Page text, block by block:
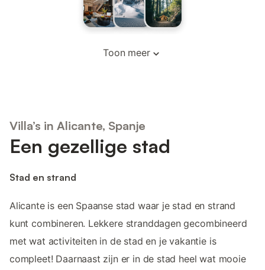
Toon meer
Villa’s in Alicante, Spanje
Een gezellige stad
Stad en strand
Alicante is een Spaanse stad waar je stad en strand
kunt combineren. Lekkere stranddagen gecombineerd
met wat activiteiten in de stad en je vakantie is
compleet! Daarnaast zijn er in de stad heel wat mooie